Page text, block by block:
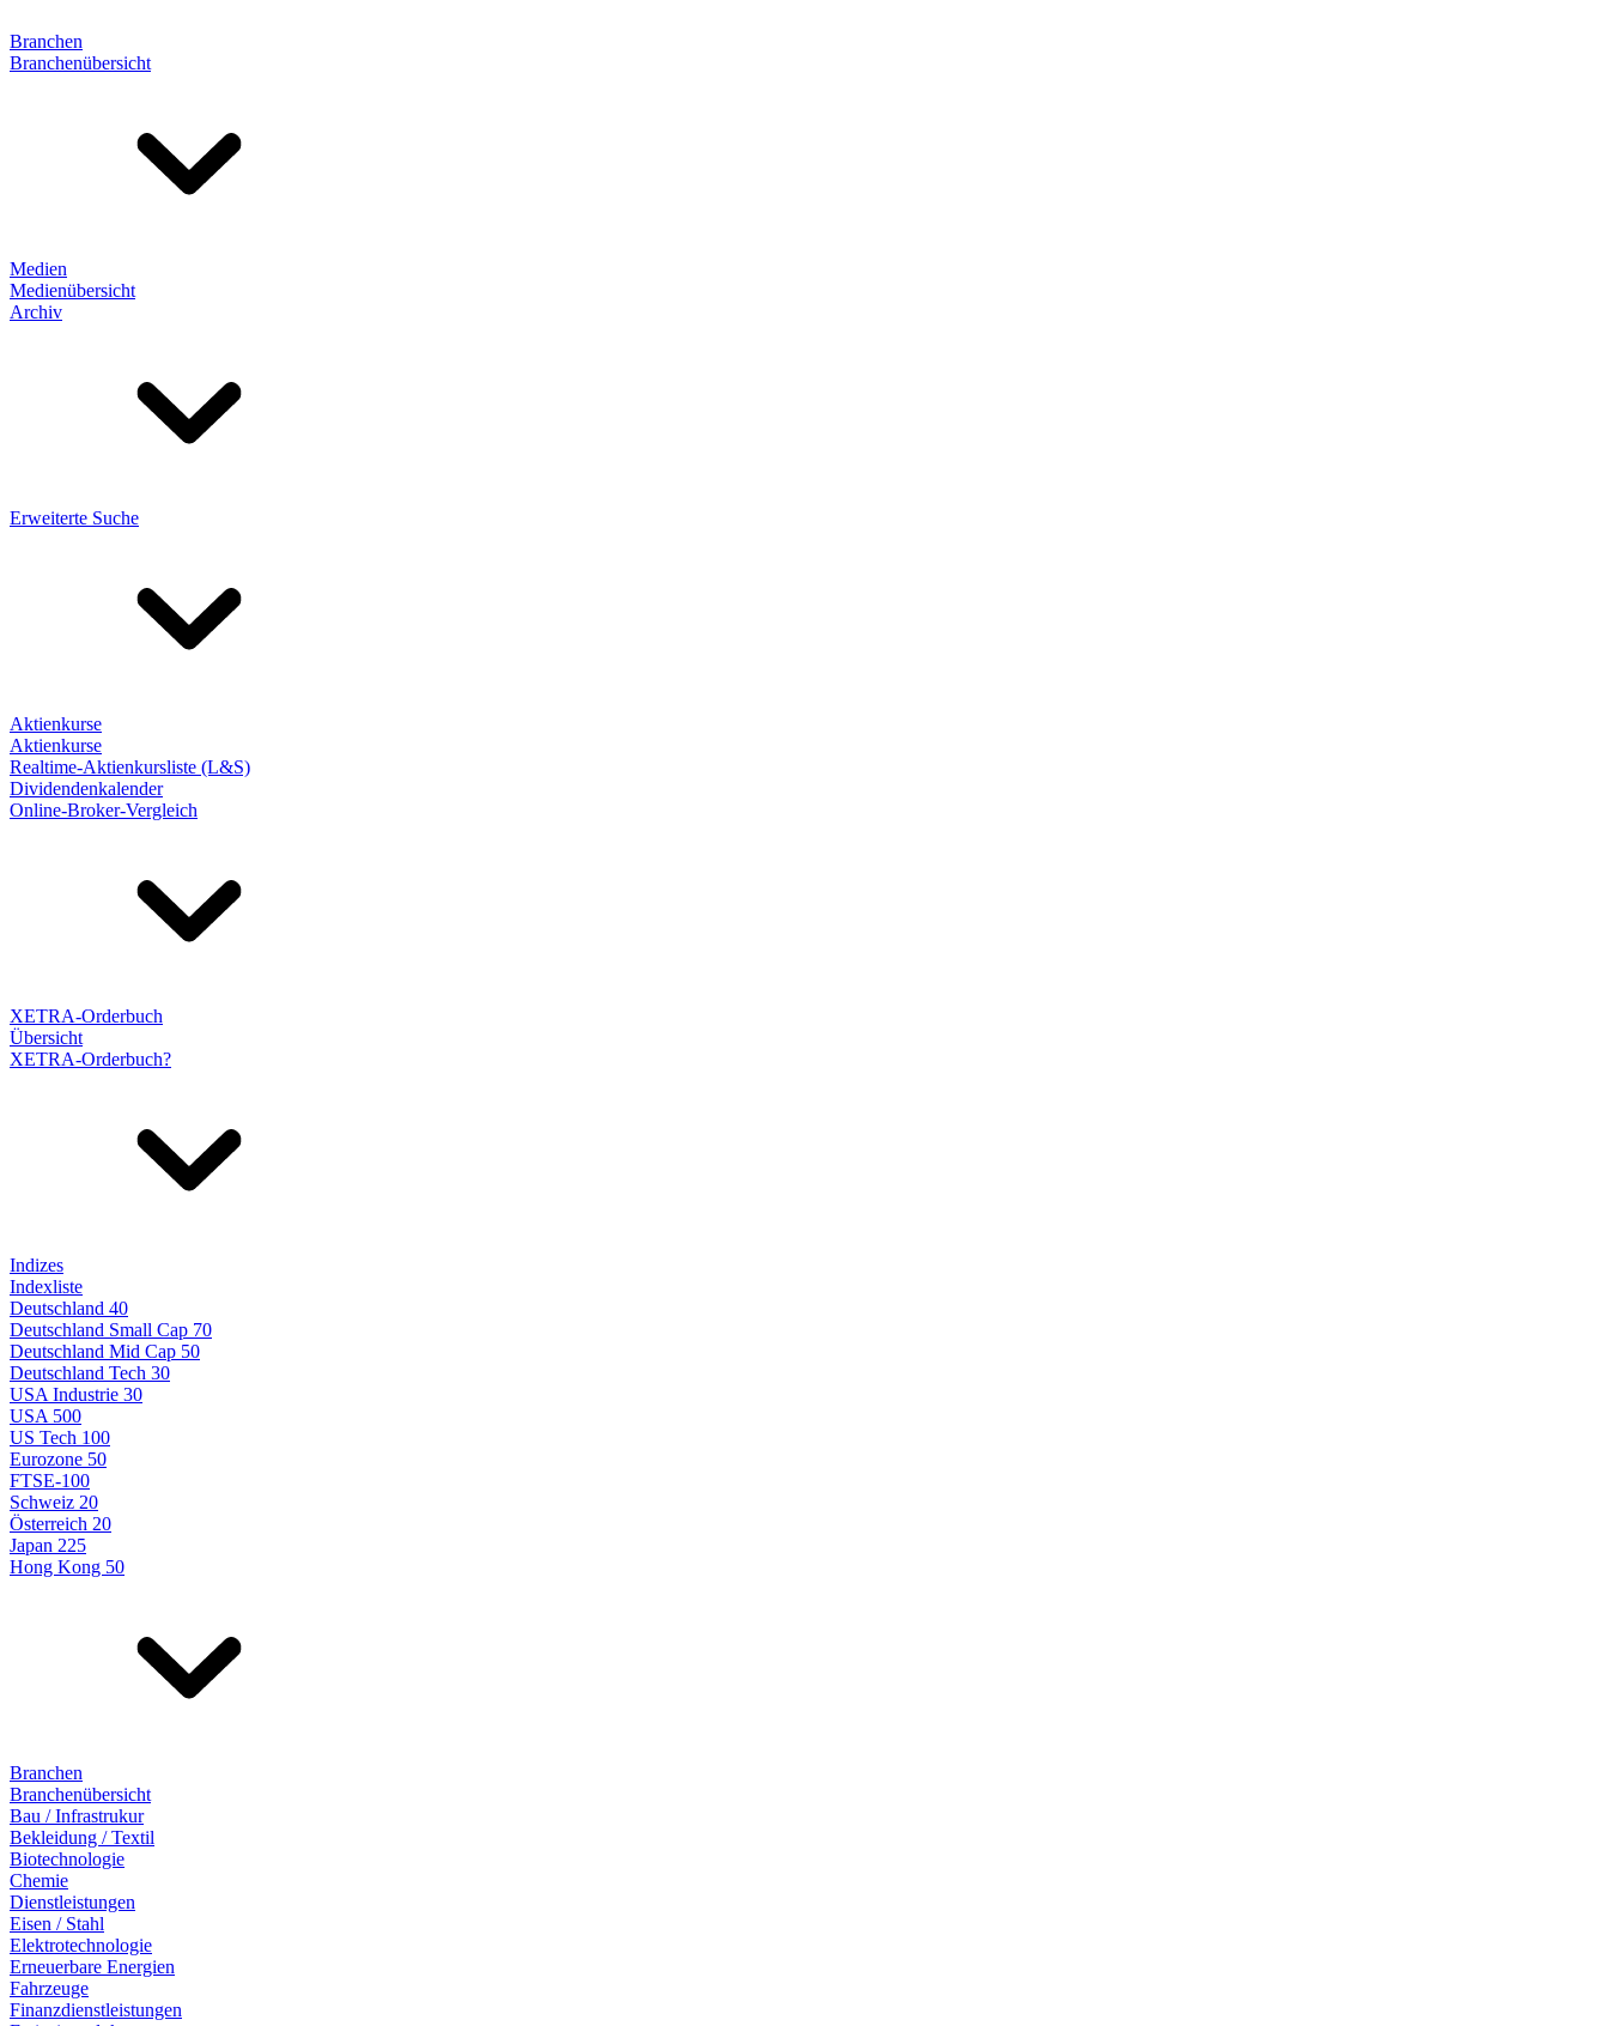
Branchen
Branchenübersicht
Medien
Medienübersicht
Archiv
Erweiterte Suche
Aktienkurse
Aktienkurse
Realtime-Aktienkursliste (L&S)
Dividendenkalender
Online-Broker-Vergleich
XETRA-Orderbuch
Übersicht
XETRA-Orderbuch?
Indizes
Indexliste
Deutschland 40
Deutschland Small Cap 70
Deutschland Mid Cap 50
Deutschland Tech 30
USA Industrie 30
USA 500
US Tech 100
Eurozone 50
FTSE-100
Schweiz 20
Österreich 20
Japan 225
Hong Kong 50
Branchen
Branchenübersicht
Bau / Infrastrukur
Bekleidung / Textil
Biotechnologie
Chemie
Dienstleistungen
Eisen / Stahl
Elektrotechnologie
Erneuerbare Energien
Fahrzeuge
Finanzdienstleistungen